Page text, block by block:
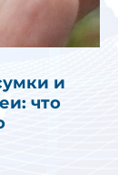
и
что